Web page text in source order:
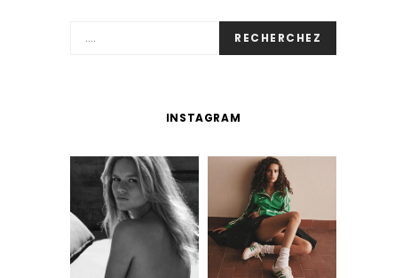
RECHERCHEZ
INSTAGRAM